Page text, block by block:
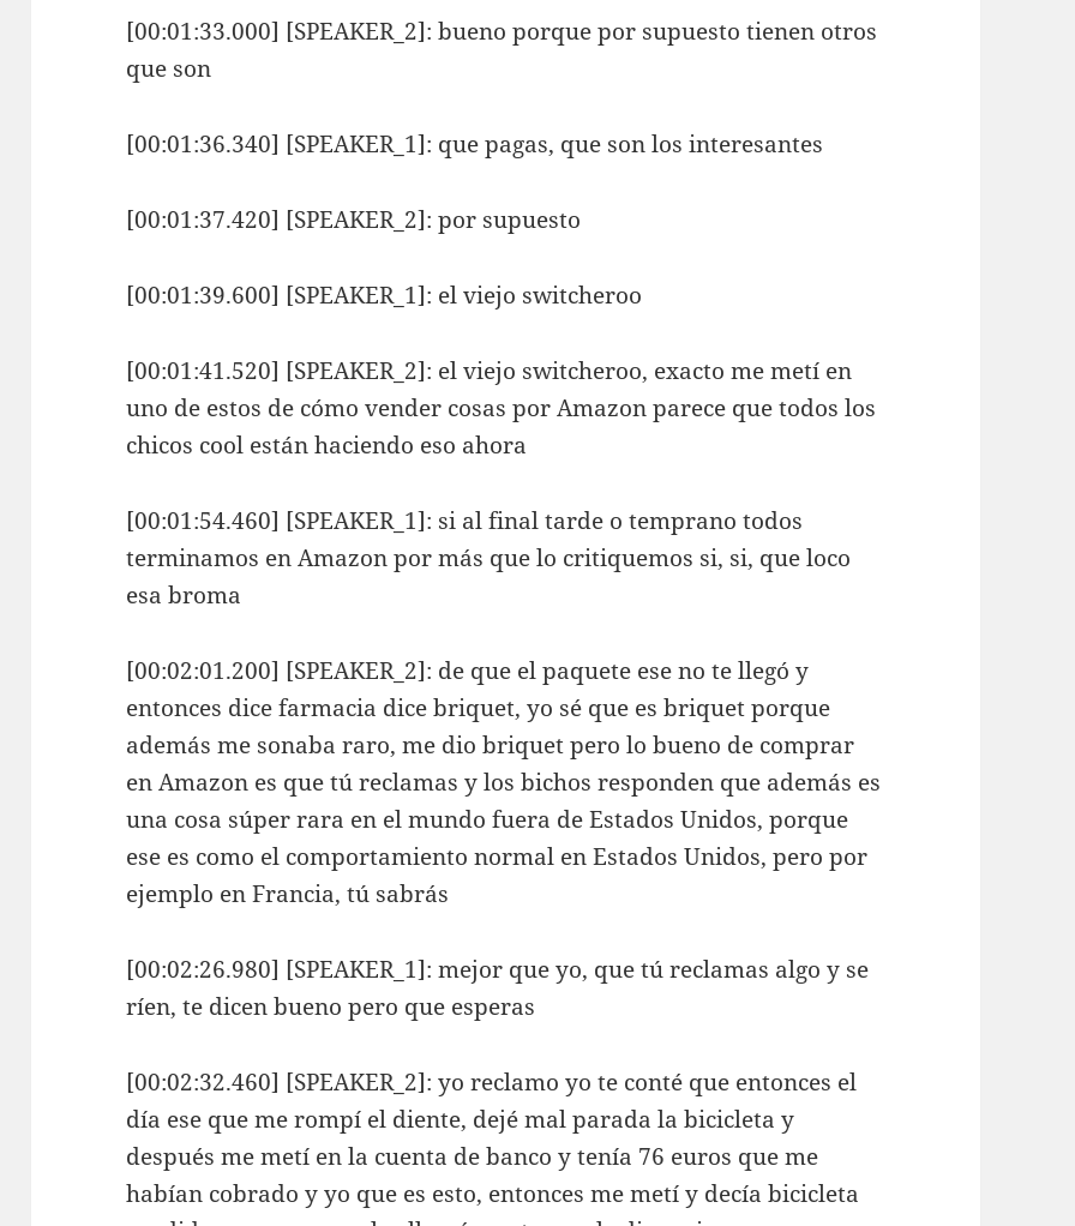
[00:01:33.000] [SPEAKER_2]: bueno porque por supuesto tienen otros
que son
[00:01:36.340] [SPEAKER_1]: que pagas, que son los interesantes
[00:01:37.420] [SPEAKER_2]: por supuesto
[00:01:39.600] [SPEAKER_1]: el viejo switcheroo
[00:01:41.520] [SPEAKER_2]: el viejo switcheroo, exacto me metí en
uno de estos de cómo vender cosas por Amazon parece que todos los
chicos cool están haciendo eso ahora
[00:01:54.460] [SPEAKER_1]: si al final tarde o temprano todos
terminamos en Amazon por más que lo critiquemos si, si, que loco
esa broma
[00:02:01.200] [SPEAKER_2]: de que el paquete ese no te llegó y
entonces dice farmacia dice briquet, yo sé que es briquet porque
además me sonaba raro, me dio briquet pero lo bueno de comprar
en Amazon es que tú reclamas y los bichos responden que además es
una cosa súper rara en el mundo fuera de Estados Unidos, porque
ese es como el comportamiento normal en Estados Unidos, pero por
ejemplo en Francia, tú sabrás
[00:02:26.980] [SPEAKER_1]: mejor que yo, que tú reclamas algo y se
ríen, te dicen bueno pero que esperas
[00:02:32.460] [SPEAKER_2]: yo reclamo yo te conté que entonces el
día ese que me rompí el diente, dejé mal parada la bicicleta y
después me metí en la cuenta de banco y tenía 76 euros que me
habían cobrado y yo que es esto, entonces me metí y decía bicicleta